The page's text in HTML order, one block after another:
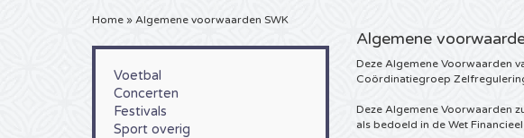
Home » Algemene voorwaarden SWK
Voetbal
Concerten
Festivals
Sport overig
Algemene
Deze Algemene Voorwaarden
Coördinatiegroep
Deze Algemene Voorwaarden
als bedoeld in de Wet